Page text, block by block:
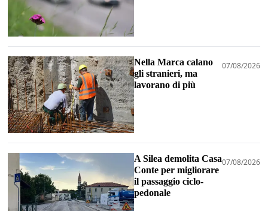
Nella Marca calano
gli stranieri, ma
lavorano di più
07/08/2026
A Silea demolita Casa
Conte per migliorare
il passaggio ciclo-
pedonale
07/08/2026